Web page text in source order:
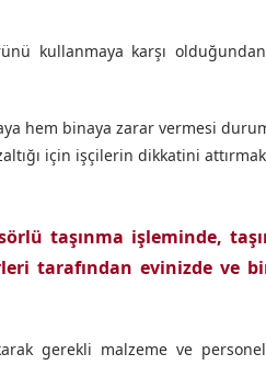
kullanmaya karşı
hem binaya zarar vermesi
için işçilerin dikkatini
taşınma işleminde,
tarafından evinizde ve
gerekli malzeme ve